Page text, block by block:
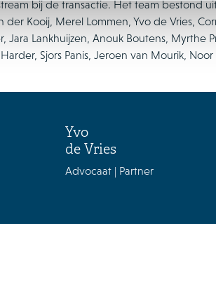
bij de transactie. Het team bestond
Kooij, Merel Lommen, Yvo de Vries,
Jara Lankhuijzen, Anouk Boutens, Myrthe
Sjors Panis, Jeroen van Mourik,
Yvo
de Vries
Advocaat | Partner